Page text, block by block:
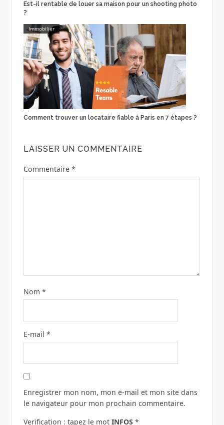
Est-il rentable de louer sa maison pour un shooting photo
?
Immobilier
Comment trouver un locataire fiable à Paris en 7 étapes ?
LAISSER UN COMMENTAIRE
Commentaire *
Nom *
E-mail *
Enregistrer mon nom, mon e-mail et mon site dans
le navigateur pour mon prochain commentaire.
Verification : tapez le mot INFOS *